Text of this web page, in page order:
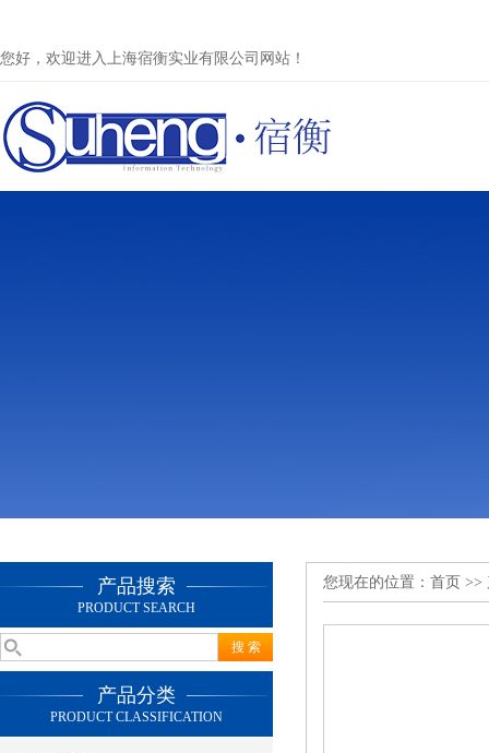
您好，欢迎进入上海宿衡实业有限公司网站！
产品搜索
PRODUCT SEARCH
产品分类
PRODUCT CLASSIFICATION
您现在的位置： 首页 >>